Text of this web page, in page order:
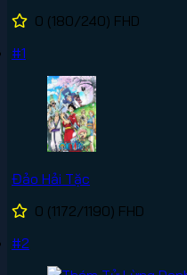
0 (180/240) FHD
#1
Đảo Hải Tặc
0 (1172/1190) FHD
#2